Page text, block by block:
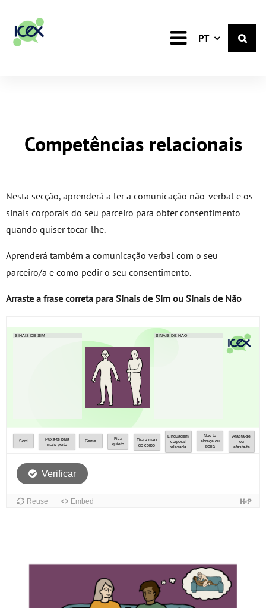
PT Portuguese
Competências relacionais
Nesta secção, aprenderá a ler a comunicação não-verbal e os
sinais corporais do seu parceiro para obter consentimento
quando quiser tocar-lhe.
Aprenderá também a comunicação verbal com o seu
parceiro/a e como pedir o seu consentimento.
Arraste a frase correta para Sinais de Sim ou Sinais de Não